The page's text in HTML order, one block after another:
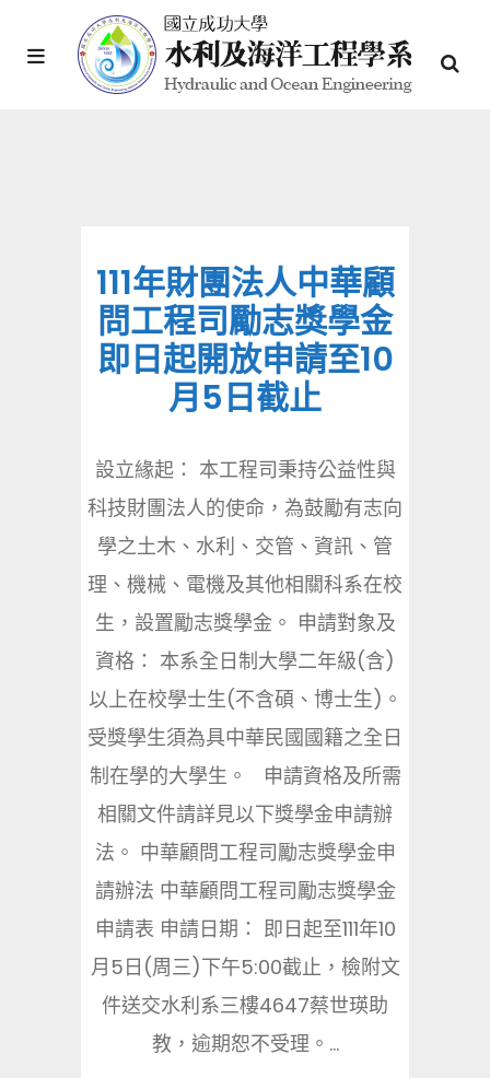
111年財團法人中華顧
問工程司勵志獎學金
即日起開放申請至10
月5日截止
設立緣起： 本工程司秉持公益性與
科技財團法人的使命，為鼓勵有志向
學之土木、水利、交管、資訊、管
理、機械、電機及其他相關科系在校
生，設置勵志獎學金。 申請對象及
資格： 本系全日制大學二年級(含)
以上在校學士生(不含碩、博士生)。
受獎學生須為具中華民國國籍之全日
制在學的大學生。 申請資格及所需
相關文件請詳見以下獎學金申請辦
法。 中華顧問工程司勵志獎學金申
請辦法 中華顧問工程司勵志獎學金
申請表 申請日期： 即日起至111年10
月5日(周三)下午5:00截止，檢附文
件送交水利系三樓4647蔡世瑛助
教，逾期恕不受理。...